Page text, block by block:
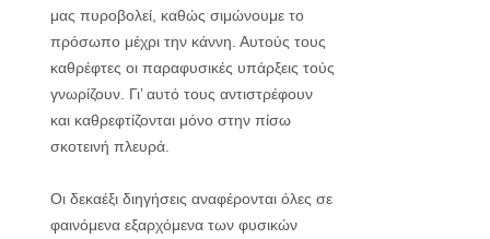
μας πυροβολεί, καθώς σιμώνουμε το
πρόσωπο μέχρι την κάννη. Αυτούς τους
καθρέφτες οι παραφυσικές υπάρξεις τούς
γνωρίζουν. Γι’ αυτό τους αντιστρέφουν
και καθρεφτίζονται μόνο στην πίσω
σκοτεινή πλευρά.
Οι δεκαέξι διηγήσεις αναφέρονται όλες σε
φαινόμενα εξαρχόμενα των φυσικών